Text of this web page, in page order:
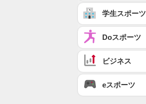
学生スポーツ
Doスポーツ
ビジネス
eスポーツ